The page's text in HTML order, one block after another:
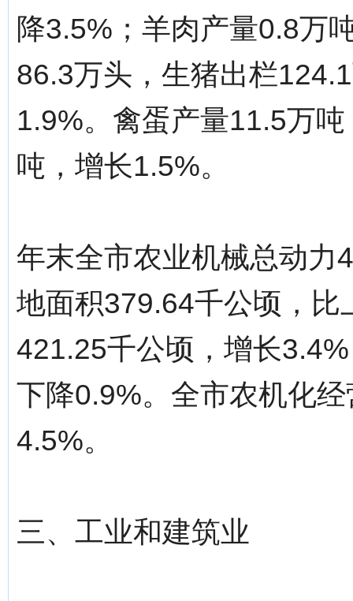
降3.5%；羊肉产量0.8万
86.3万头，生猪出栏
1.9%。禽蛋产量11.5万
吨，增长1.5%。
年末全市农业机械总动力
地面积379.64千公顷，
421.25千公顷，增长
下降0.9%。全市农机化
4.5%。
三、工业和建筑业